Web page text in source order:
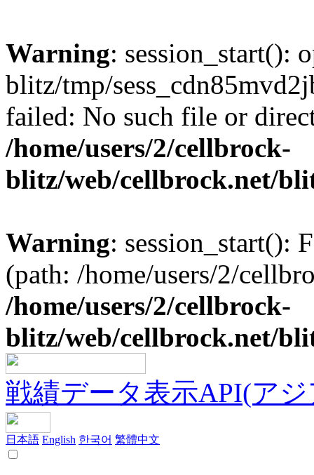
Warning: session_start():
blitz/tmp/
failed: No such file or
/home/users/2/cellbrock-
blitz/web/cellbrock.net/
Warning: session_start():
(path: /home/users/2/
/home/users/2/cellbrock-
blitz/web/cellbrock.net/
戦績データ表示API(アジ
日本語 English 한국어 繁體中文